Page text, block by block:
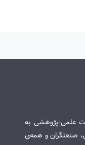
علمی-پژوهشی به
صنعتگران و همه‌ی